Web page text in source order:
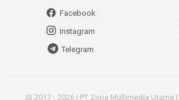
Facebook
Instagram
Telegram
@ 2017 - 2026 | PT Zona Multimedia Utama